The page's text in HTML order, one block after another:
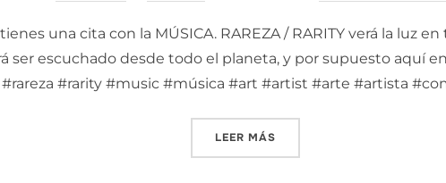
una cita con la MÚSICA. RAREZA / RARITY verá la luz
ser escuchado desde todo el planeta, y por supuesto aquí en
#rarity #music #música #art #artist #arte #artista
LEER MÁS